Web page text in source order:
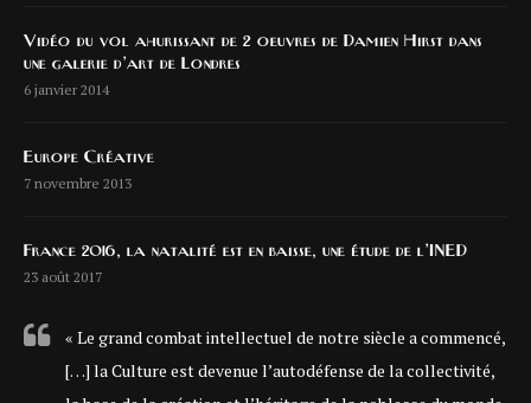
Vidéo du vol ahurissant de 2 oeuvres de Damien Hirst dans
une galerie d’art de Londres
6 janvier 2014
Europe Créative
7 novembre 2013
France 2016, la natalité est en baisse, une étude de l’INED
23 août 2017
« Le grand combat intellectuel de notre siècle a commencé,
[…] la Culture est devenue l’autodéfense de la collectivité,